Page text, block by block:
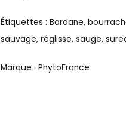
Étiquettes :Bardane,
sauvage,réglisse,sauge,
Marque :PhytoFrance